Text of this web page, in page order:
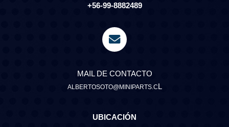
+56-99-8882489
MAIL DE CONTACTO
ALBERTOSOTO@MINIPARTS.CL
UBICACIÓN